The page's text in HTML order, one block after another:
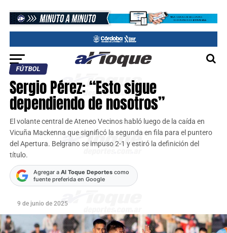
FÚTBOL
Sergio Pérez: “Esto sigue
dependiendo de nosotros”
El volante central de Ateneo Vecinos habló luego de la caída en
Vicuña Mackenna que significó la segunda en fila para el puntero
del Apertura. Belgrano se impuso 2-1 y estiró la definición del
título.
Agregar a Al Toque Deportescomo
fuente preferida en Google
9 de junio de 2025